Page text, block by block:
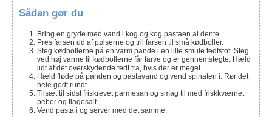
Sådan gør du
Bring en gryde med vand i kog og kog pastaen al dente.
Pres farsen ud af pølserne og tril farsen til små kødboller.
Steg kødbollerne på en varm pande i en lille smule fedtstof. Steg
ved høj varme til kødbollerne får farve og er gennemstegte. Hæld
lidt af det overskydende fedt fra, hvis der er meget.
Hæld fløde på panden og pastavand og vend spinaten i. Rør det
hele godt rundt.
Tilsæt til sidst friskrevet parmesan og smag til med friskkværnet
peber og flagesalt.
Vend pasta i og servér med det samme.